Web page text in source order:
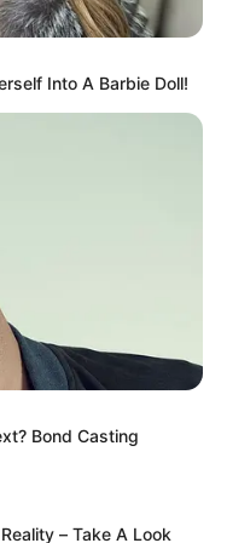
en un bombardeo
Into A Barbie Doll!
Bond Casting
– Take A Look